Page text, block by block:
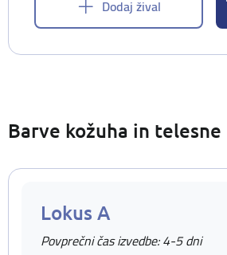
Dodaj žival
Barve kožuha in
Lokus A
Povprečni čas izvedbe: 4-5 dni